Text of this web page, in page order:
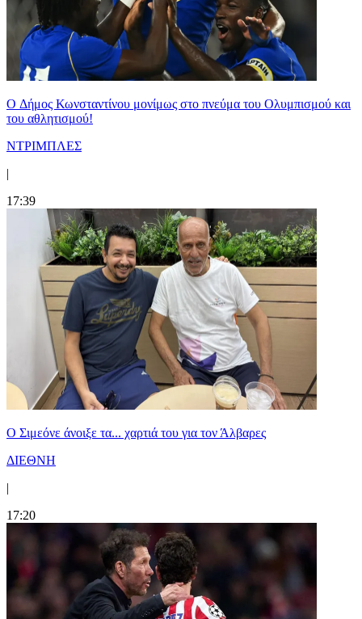
O Δήμος Κωνσταντίνου μονίμως στο πνεύμα του Ολυμπισμού και
του αθλητισμού!
ΝΤΡΙΜΠΛΕΣ
|
17:39
Ο Σιμεόνε άνοιξε τα... χαρτιά του για τον Άλβαρες
ΔΙΕΘΝΗ
|
17:20